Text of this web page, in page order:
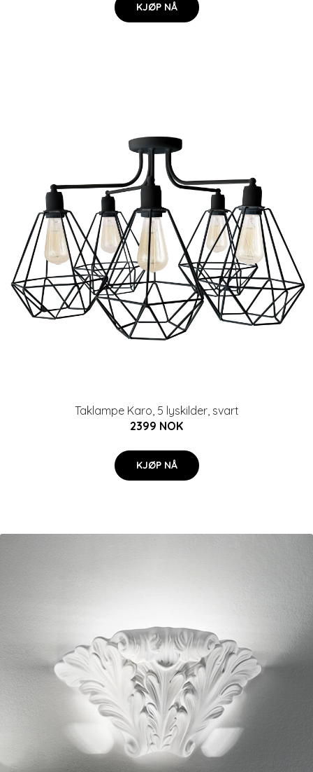
KJØP NÅ
Taklampe Karo, 5 lyskilder, svart
2399 NOK
KJØP NÅ